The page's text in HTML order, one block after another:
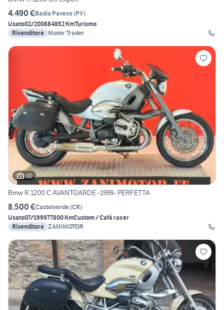
4.490 €Badia Pavese(PV)
Usato02/200884852 KmTurismo
Rivenditore Motor Trader
30
Bmw R 1200 C AVANTGARDE -1999- PERFETTA
8.500 €Castelverde(CR)
Usato07/199977800 KmCustom / Café racer
Rivenditore ZANIMOTOR